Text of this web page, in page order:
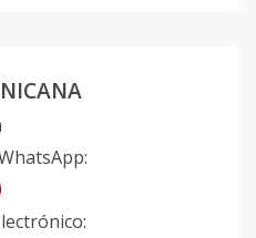
:
: